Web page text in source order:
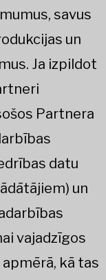
savus
un
Ja izpildot
Partnera
datu
un
vajadzīgos
kā tas